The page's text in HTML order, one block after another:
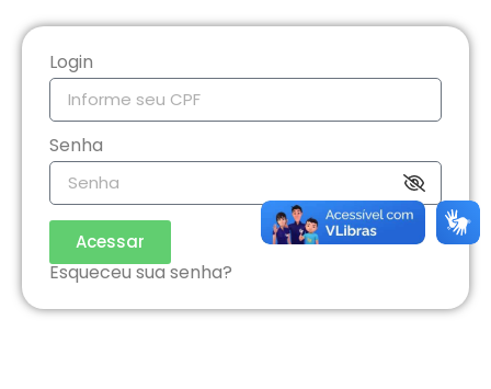
Login
Senha
Acessar
Esqueceu sua senha?